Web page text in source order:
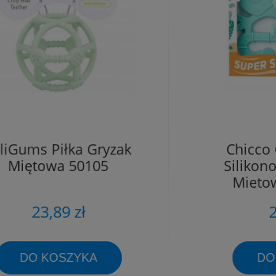
Piłka Gryzak
Miętowa 50105
23,89 zł
DO KOSZYKA
Chicco